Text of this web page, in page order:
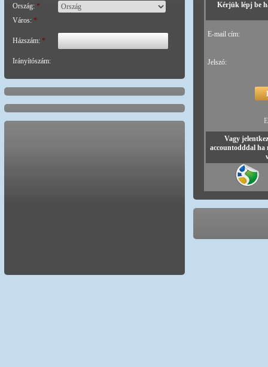
Ország: *
Város: *
Házszám: *
Irányítószám:
Kérjük lépj be
E-mail cím:
Jelszó:
Vagy
accountodddal ha